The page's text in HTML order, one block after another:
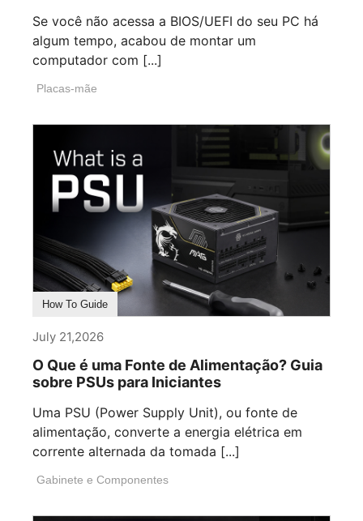
Se você não acessa a BIOS/UEFI do seu PC há
algum tempo, acabou de montar um
computador com [...]
Placas-mãe
How To Guide
July 21,2026
O Que é uma Fonte de Alimentação? Guia
sobre PSUs para Iniciantes
Uma PSU (Power Supply Unit), ou fonte de
alimentação, converte a energia elétrica em
corrente alternada da tomada [...]
Gabinete e Componentes